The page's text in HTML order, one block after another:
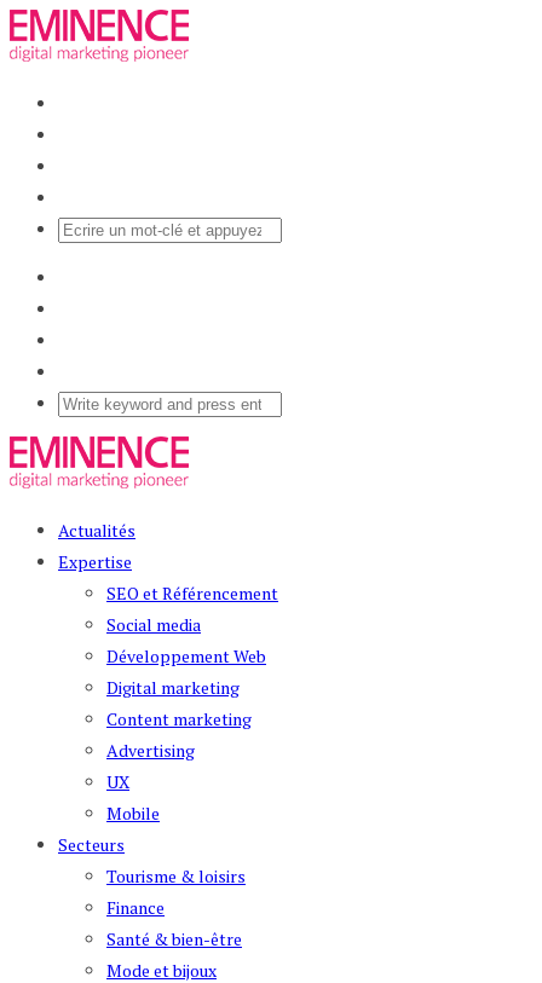
Actualités
Expertise
SEO et Référencement
Social media
Développement Web
Digital marketing
Content marketing
Advertising
UX
Mobile
Secteurs
Tourisme & loisirs
Finance
Santé & bien-être
Mode et bijoux